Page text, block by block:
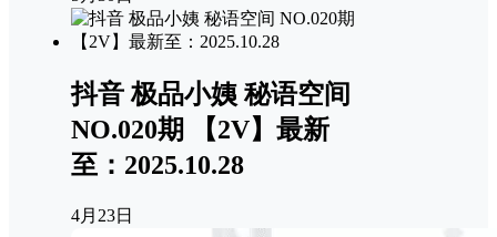
抖音 极品小姨 秘语空间
NO.020期 【2V】最新
至：2025.10.28
4月23日